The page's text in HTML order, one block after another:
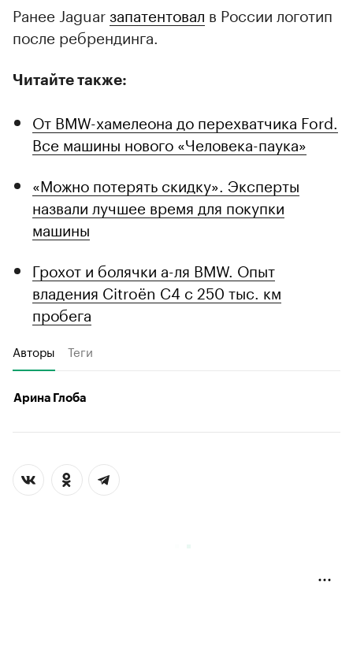
Ранее Jaguarзапатентовал в России логотип
после ребрендинга.
Читайте также:
От BMW-хамелеона до перехватчика Ford.
Все машины нового «Человека-паука»
«Можно потерять скидку». Эксперты
назвали лучшее время для покупки
машины
Грохот и болячки а-ля BMW. Опыт
владения Citroёn C4 с 250 тыс. км
пробега
Авторы Теги
Арина Глоба